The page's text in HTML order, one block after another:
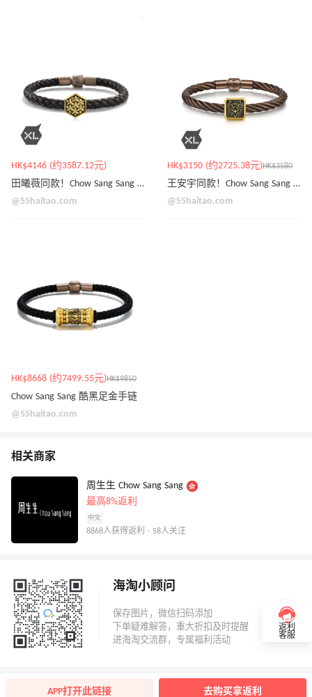
HK$4146 (约3587.12元)
田曦薇同款！Chow Sang Sang 足金锁子纹串饰 酷黑
@55haitao.com
HK$3150 (约2725.38元)HK$3580
王安宇同款！Chow Sang Sang 足金龙串饰 酷黑款
@55haitao.com
HK$8668 (约7499.55元)HK$9850
Chow Sang Sang 酷黑足金手链
@55haitao.com
相关商家
周生生 Chow Sang Sang
最高8%返利
中文
8868人获得返利 · 58人关注
海淘小顾问
返利
客服
APP打开此链接 去购买拿返利